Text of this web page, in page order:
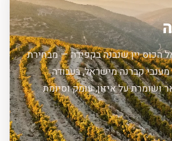
הכוס יין שנבנה בקפידה — מבחירת
מענבי קברנה מישראל, בעבודה
על איזון, עומק וסיומת